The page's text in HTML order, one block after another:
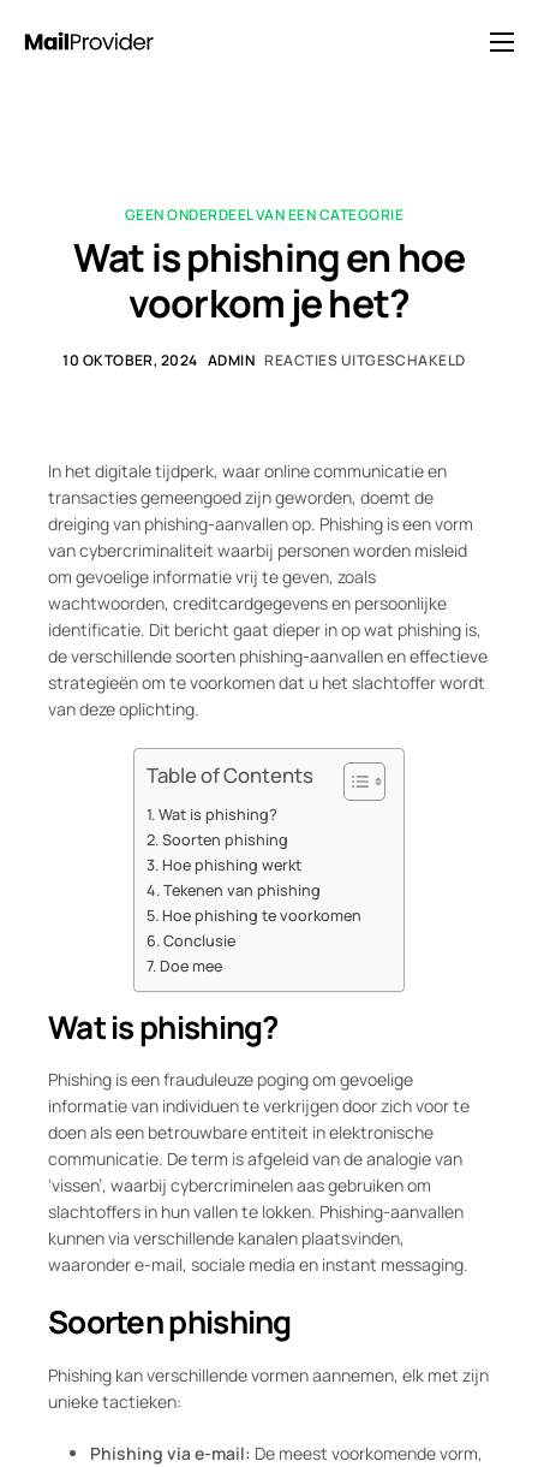
Neem contact op met
GEEN ONDERDEEL VAN EEN CATEGORIE
Wat is phishing en hoe
voorkom je het?
10 OKTOBER, 2024 ADMIN REACTIES UITGESCHAKELD
In het digitale tijdperk, waar online communicatie en
transacties gemeengoed zijn geworden, doemt de
dreiging van phishing-aanvallen op. Phishing is een vorm
van cybercriminaliteit waarbij personen worden misleid
om gevoelige informatie vrij te geven, zoals
wachtwoorden, creditcardgegevens en persoonlijke
identificatie. Dit bericht gaat dieper in op wat phishing is,
de verschillende soorten phishing-aanvallen en effectieve
strategieën om te voorkomen dat u het slachtoffer wordt
van deze oplichting.
Table of Contents
Wat is phishing?
Soorten phishing
Hoe phishing werkt
Tekenen van phishing
Hoe phishing te voorkomen
Conclusie
Doe mee
Wat is phishing?
Phishing is een frauduleuze poging om gevoelige
informatie van individuen te verkrijgen door zich voor te
doen als een betrouwbare entiteit in elektronische
communicatie. De term is afgeleid van de analogie van
‘vissen’, waarbij cybercriminelen aas gebruiken om
slachtoffers in hun vallen te lokken. Phishing-aanvallen
kunnen via verschillende kanalen plaatsvinden,
waaronder e-mail, sociale media en instant messaging.
Soorten phishing
Phishing kan verschillende vormen aannemen, elk met zijn
unieke tactieken:
Phishing via e-mail: De meest voorkomende vorm,